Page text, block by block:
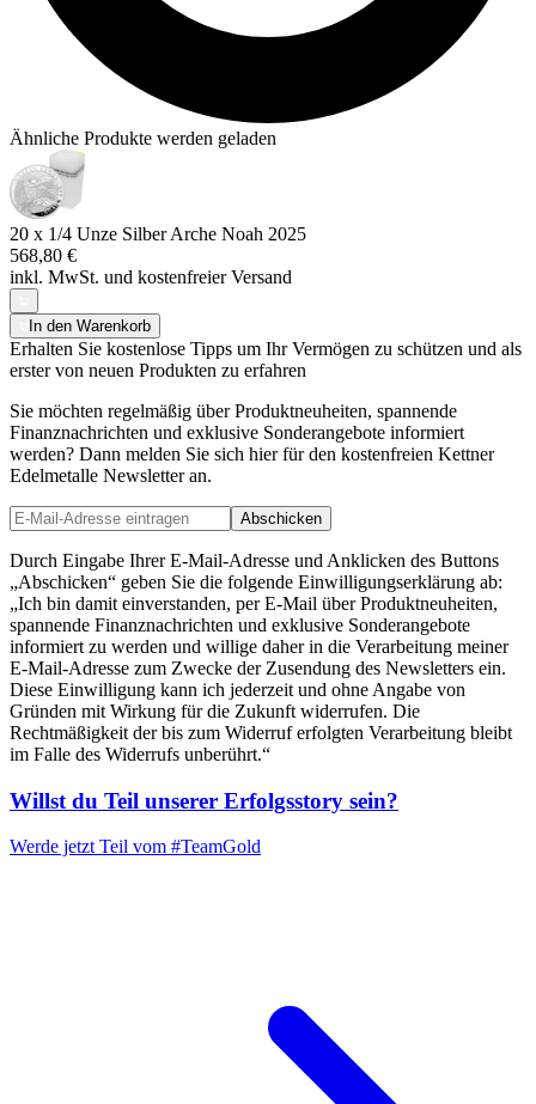
Ähnliche Produkte werden geladen
20 x 1/4 Unze Silber Arche Noah 2025
568,80 €
inkl. MwSt. und kostenfreier Versand
In den Warenkorb
Erhalten Sie kostenlose Tipps um Ihr Vermögen zu schützen und als
erster von neuen Produkten zu erfahren
Sie möchten regelmäßig über Produktneuheiten, spannende
Finanznachrichten und exklusive Sonderangebote informiert
werden? Dann melden Sie sich hier für den kostenfreien Kettner
Edelmetalle Newsletter an.
Abschicken
Durch Eingabe Ihrer E-Mail-Adresse und Anklicken des Buttons
„Abschicken“ geben Sie die folgende Einwilligungserklärung ab:
„Ich bin damit einverstanden, per E-Mail über Produktneuheiten,
spannende Finanznachrichten und exklusive Sonderangebote
informiert zu werden und willige daher in die Verarbeitung meiner
E-Mail-Adresse zum Zwecke der Zusendung des Newsletters ein.
Diese Einwilligung kann ich jederzeit und ohne Angabe von
Gründen mit Wirkung für die Zukunft widerrufen. Die
Rechtmäßigkeit der bis zum Widerruf erfolgten Verarbeitung bleibt
im Falle des Widerrufs unberührt.“
Willst du Teil unserer Erfolgsstory sein?
Werde jetzt Teil vom #TeamGold